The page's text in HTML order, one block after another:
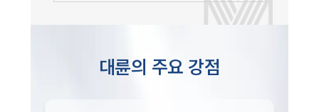
대륜의 주요 강점